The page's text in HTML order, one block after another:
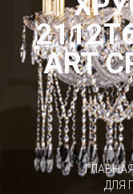
ART
ДЛЯ